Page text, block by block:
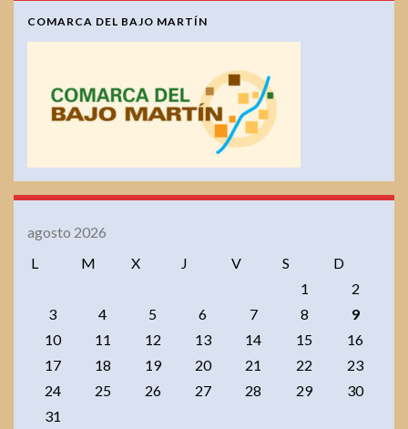
COMARCA DEL BAJO MARTÍN
agosto 2026
L
M X J V S
D
1
2
3
4 5 6 7 8
9
10
11 12 13 14 15
16
17
18 19 20 21 22
23
24
25 26 27 28 29
30
31